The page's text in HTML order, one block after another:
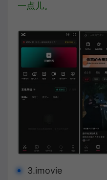
一点儿。
3.imovie